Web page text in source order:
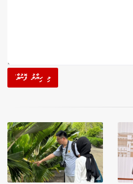
މި ހިޔާލު ފޮނުވާ'